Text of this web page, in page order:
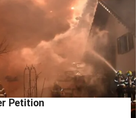
Petition